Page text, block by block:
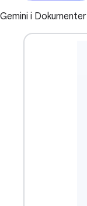
Gemini i Dokumenter